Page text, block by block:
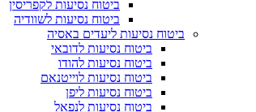
ביטוח נסיעות לקפריסין
ביטוח נסיעות לשוודיה
ביטוח נסיעות ליעדים באסיה
ביטוח נסיעות לדובאי
ביטוח נסיעות להודו
ביטוח נסיעות לוייטנאם
ביטוח נסיעות ליפן
ביטוח נסיעות לנפאל